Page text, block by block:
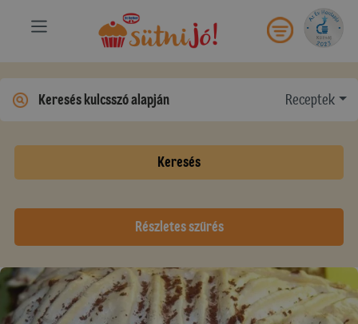
Receptek
Keresés
Részletes szűrés